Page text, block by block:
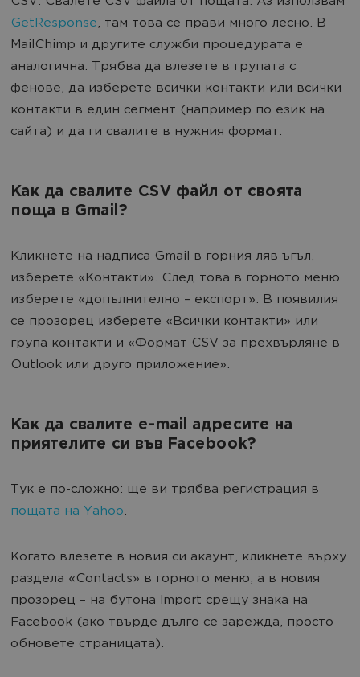
GetResponse, там това се прави много лесно. В
MailChimp и другите служби процедурата е
аналогична. Трябва да влезете в групата с
фенове, да изберете всички контакти или всички
контакти в един сегмент (например по език на
сайта) и да ги свалите в нужния формат.
Как да свалите CSV файл от своята
поща в Gmail?
Кликнете на надписа Gmail в горния ляв ъгъл,
изберете «Контакти». След това в горното меню
изберете «допълнително – експорт». В появилия
се прозорец изберете «Всички контакти» или
група контакти и «Формат CSV за прехвърляне в
Outlook или друго приложение».
Как да свалите e-mail адресите на
приятелите си във Facebook?
Тук е по-сложно: ще ви трябва регистрация в
пощата на Yahoo.
Когато влезете в новия си акаунт, кликнете върху
раздела «Contacts» в горното меню, а в новия
прозорец – на бутона Import срещу знака на
Facebook (ако твърде дълго се зарежда, просто
обновете страницата).